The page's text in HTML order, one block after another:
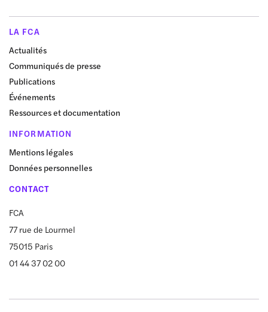
LA FCA
Actualités
Communiqués de presse
Publications
Événements
Ressources et documentation
INFORMATION
Mentions légales
Données personnelles
CONTACT
FCA
77 rue de Lourmel
75015 Paris
01 44 37 02 00